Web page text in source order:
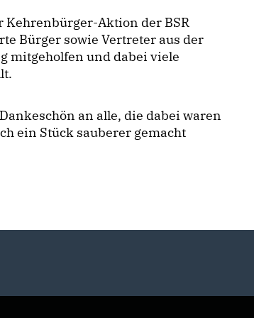
Kehrenbürger-Aktion der BSR
Bürger sowie Vertreter aus der
mitgeholfen und dabei viele
an alle, die dabei waren
ein Stück sauberer gemacht